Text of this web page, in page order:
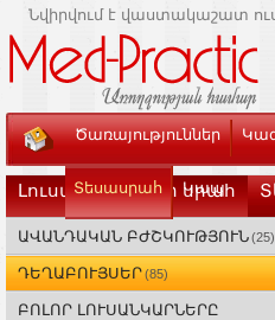
Նվիրվում է վաստակաշատ
Ծառայություններ
Տեսասրահ Կապ
Լուսանկարների սրահ
ԱՎԱՆԴԱԿԱՆ ԲԺՇԿՈՒԹՅՈՒՆ(25)
ԴԵՂԱԲՈՒՅՍԵՐ(85)
ԲՈԼՈՐ ԼՈՒՍԱՆԿԱՐՆԵՐԸ